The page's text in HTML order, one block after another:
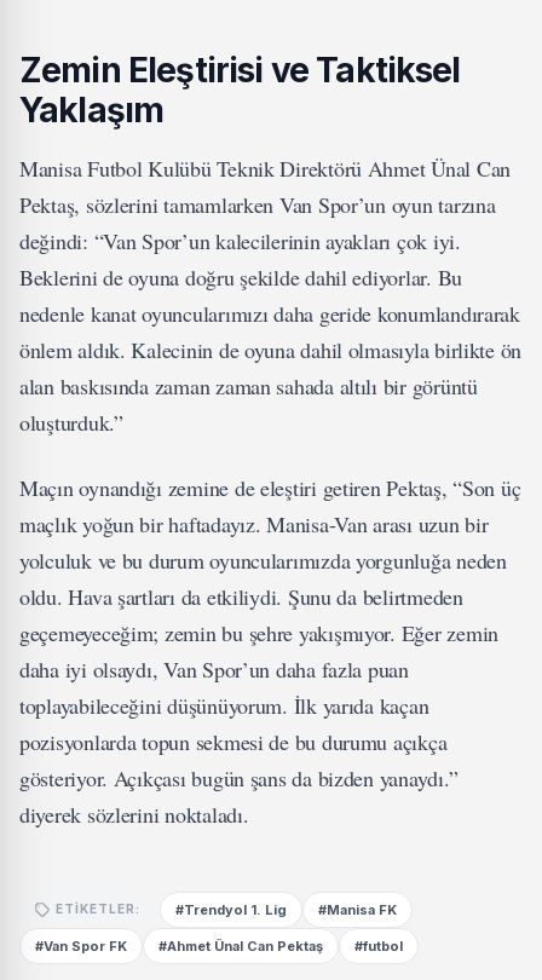
Zemin Eleştirisi ve Taktiksel
Yaklaşım
Manisa Futbol Kulübü Teknik Direktörü Ahmet Ünal Can
Pektaş, sözlerini tamamlarken Van Spor’un oyun tarzına
değindi: “Van Spor’un kalecilerinin ayakları çok iyi.
Beklerini de oyuna doğru şekilde dahil ediyorlar. Bu
nedenle kanat oyuncularımızı daha geride konumlandırarak
önlem aldık. Kalecinin de oyuna dahil olmasıyla birlikte ön
alan baskısında zaman zaman sahada altılı bir görüntü
oluşturduk.”
Maçın oynandığı zemine de eleştiri getiren Pektaş, “Son üç
maçlık yoğun bir haftadayız. Manisa-Van arası uzun bir
yolculuk ve bu durum oyuncularımızda yorgunluğa neden
oldu. Hava şartları da etkiliydi. Şunu da belirtmeden
geçemeyeceğim; zemin bu şehre yakışmıyor. Eğer zemin
daha iyi olsaydı, Van Spor’un daha fazla puan
toplayabileceğini düşünüyorum. İlk yarıda kaçan
pozisyonlarda topun sekmesi de bu durumu açıkça
gösteriyor. Açıkçası bugün şans da bizden yanaydı.”
diyerek sözlerini noktaladı.
ETIKETLER: #Trendyol 1. Lig #Manisa FK
#Van Spor FK #Ahmet Ünal Can Pektaş #futbol